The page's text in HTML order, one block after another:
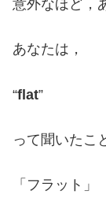
意外なほど，
あなたは，
“flat”
って聞いたこ
「フラット」